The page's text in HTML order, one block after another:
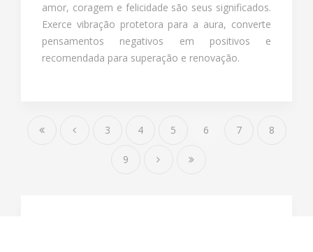
amor, coragem e felicidade são seus significados.
Exerce vibração protetora para a aura, converte
pensamentos negativos em positivos e
recomendada para superação e renovação.
3 4 5 6 7 8
9